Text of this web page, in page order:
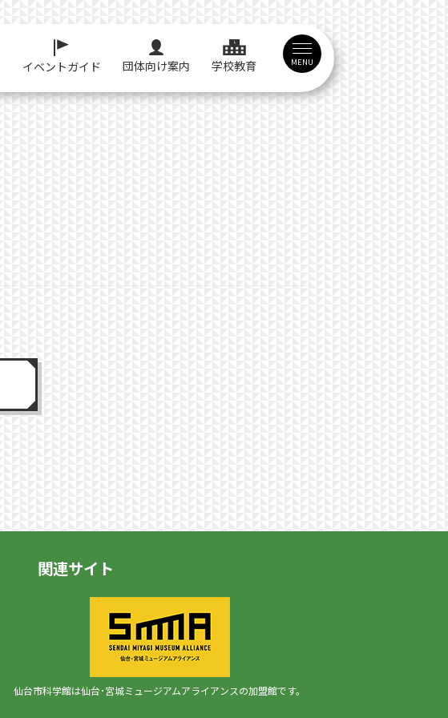
イベントガイド 団体向け案内 学校教育 MENU
関連サイト
仙台市科学館は仙台･宮城ミュージアムアライアンスの加盟館です。